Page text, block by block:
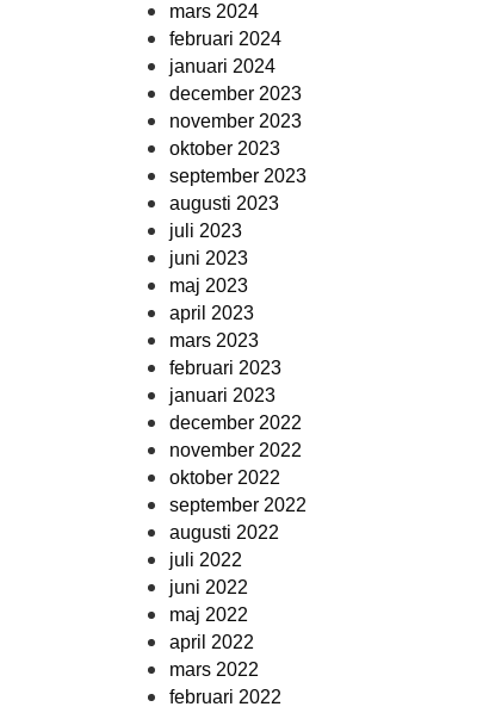
mars 2024
februari 2024
januari 2024
december 2023
november 2023
oktober 2023
september 2023
augusti 2023
juli 2023
juni 2023
maj 2023
april 2023
mars 2023
februari 2023
januari 2023
december 2022
november 2022
oktober 2022
september 2022
augusti 2022
juli 2022
juni 2022
maj 2022
april 2022
mars 2022
februari 2022